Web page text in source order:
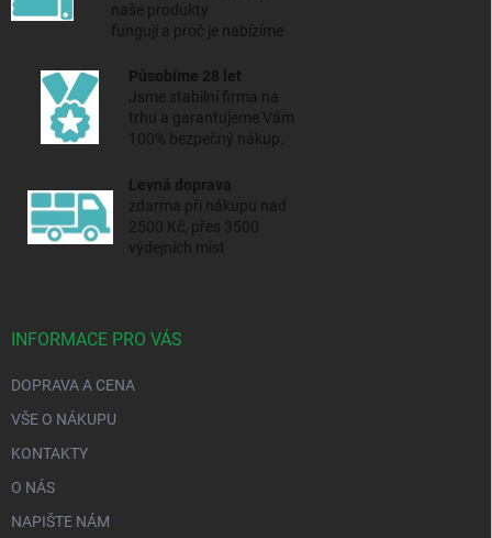
naše produkty
fungují a proč je nabízíme
Působíme 28 let
Jsme stabilní firma na
trhu a garantujeme Vám
100% bezpečný nákup.
Levná doprava
zdarma při nákupu nad
2500 Kč, přes 3500
výdejních míst
INFORMACE PRO VÁS
DOPRAVA A CENA
VŠE O NÁKUPU
KONTAKTY
O NÁS
NAPIŠTE NÁM